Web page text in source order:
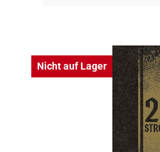
Nicht auf Lager